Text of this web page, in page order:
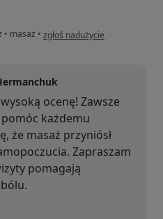
• masaż • w opinii użytkownika Joanna
zgłoś nadużycie
ocenę! Zawsze
każdemu
że masaż przyniósł
Zapraszam
pomagają